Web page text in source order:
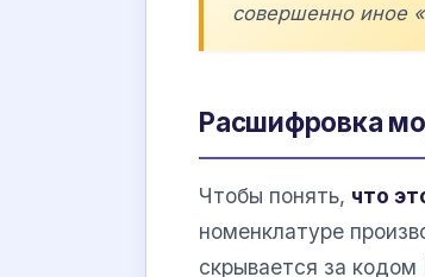
совершенно иное
Расшифровка
Чтобы понять, что
номенклатуре
скрывается за кодом